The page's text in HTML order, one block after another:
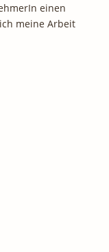
einen
meine Arbeit